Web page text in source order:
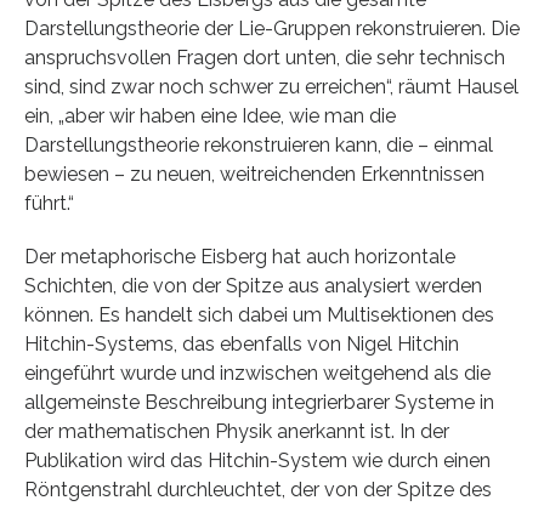
Darstellungstheorie der Lie-Gruppen rekonstruieren. Die
anspruchsvollen Fragen dort unten, die sehr technisch
sind, sind zwar noch schwer zu erreichen“, räumt Hausel
ein, „aber wir haben eine Idee, wie man die
Darstellungstheorie rekonstruieren kann, die – einmal
bewiesen – zu neuen, weitreichenden Erkenntnissen
führt.“
Der metaphorische Eisberg hat auch horizontale
Schichten, die von der Spitze aus analysiert werden
können. Es handelt sich dabei um Multisektionen des
Hitchin-Systems, das ebenfalls von Nigel Hitchin
eingeführt wurde und inzwischen weitgehend als die
allgemeinste Beschreibung integrierbarer Systeme in
der mathematischen Physik anerkannt ist. In der
Publikation wird das Hitchin-System wie durch einen
Röntgenstrahl durchleuchtet, der von der Spitze des